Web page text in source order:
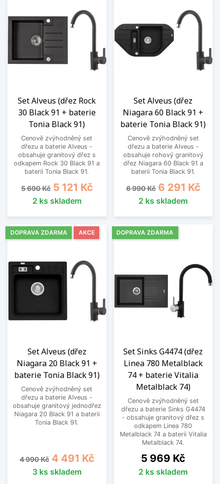
Set Alveus (dřez Rock
30 Black 91 + baterie
Tonia Black 91)
Cenově zvýhodněný set
dřezu a baterie Alveus -
obsahuje granitový dřez s
odkapem Rock 30 Black 91 a
baterii Tonia Black 91.
Běžná cena
5 690 Kč Cena
5 121 Kč
2 ks skladem
Set Alveus (dřez
Niagara 60 Black 91 +
baterie Tonia Black 91)
Cenově zvýhodněný set
dřezu a baterie Alveus -
obsahuje rohový granitový
dřez Niagara 60 Black 91 a
baterii Tonia Black 91.
Běžná cena
6 990 Kč Cena
6 291 Kč
2 ks skladem
Set Alveus (dřez
Niagara 20 Black 91 +
baterie Tonia Black 91)
Cenově zvýhodněný set
dřezu a baterie Alveus -
obsahuje granitový jednodřez
Niagara 20 Black 91 a baterii
Tonia Black 91.
Běžná cena
4 990 Kč Cena
4 491 Kč
3 ks skladem
DOPRAVA ZDARMA AKCE
Set Sinks G4474 (dřez
Linea 780 Metalblack
74 + baterie Vitalia
Metalblack 74)
Cenově zvýhodněný set
dřezu a baterie Sinks G4474
- obsahuje granitový dřez s
odkapem Linea 780
Metalblack 74 a baterii Vitalia
Metalblack 74.
Cena
5 969 Kč
2 ks skladem
DOPRAVA ZDARMA